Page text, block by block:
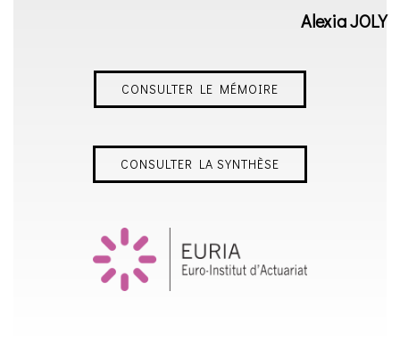
Alexia JOLY
CONSULTER LE MÉMOIRE
CONSULTER LA SYNTHÈSE